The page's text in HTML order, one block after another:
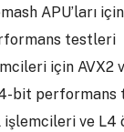
APU’ları
testleri
için AVX2
bit performans
ve L4